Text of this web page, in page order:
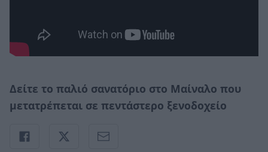
Δείτε το παλιό σανατόριο στο Μαίναλο που
μετατρέπεται σε πεντάστερο ξενοδοχείο